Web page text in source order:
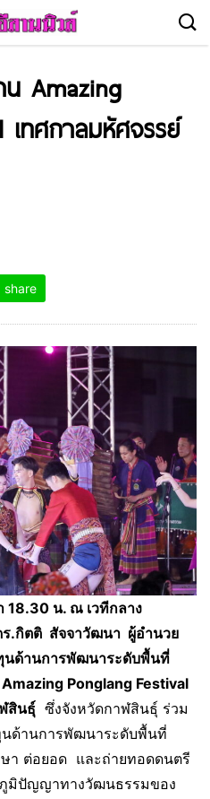
Amazing
เทศกาลมหัศจรรย์
share
18.30 น. ณ เวทีกลาง
กิตติ สัจจาวัฒนา ผู้อำนวย
นด้านการพัฒนาระดับพื้นที่
Ponglang Festival
สินธุ์ ซึ่งจังหวัดกาฬสินธุ์ ร่วม
ด้านการพัฒนาระดับพื้นที่
า ต่อยอด และถ่ายทอดดนตรี
มิปัญญาทางวัฒนธรรมของ